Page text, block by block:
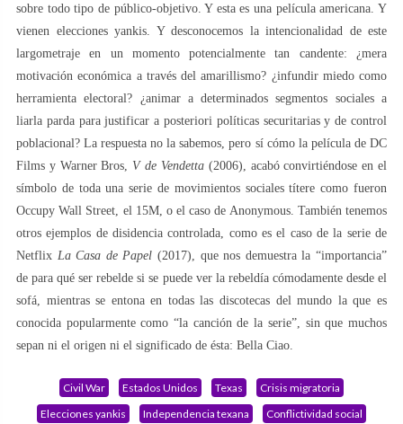
sobre todo tipo de público-objetivo. Y esta es una película americana. Y
vienen elecciones yankis. Y desconocemos la intencionalidad de este
largometraje en un momento potencialmente tan candente: ¿mera
motivación económica a través del amarillismo? ¿infundir miedo como
herramienta electoral? ¿animar a determinados segmentos sociales a
liarla parda para justificar a posteriori políticas securitarias y de control
poblacional? La respuesta no la sabemos, pero sí cómo la película de DC
Films y Warner Bros, V de Vendetta(2006), acabó convirtiéndose en el
símbolo de toda una serie de movimientos sociales títere como fueron
Occupy Wall Street, el 15M, o el caso de Anonymous. También tenemos
otros ejemplos de disidencia controlada, como es el caso de la serie de
Netflix La Casa de Papel (2017), que nos demuestra la “importancia”
de para qué ser rebelde si se puede ver la rebeldía cómodamente desde el
sofá, mientras se entona en todas las discotecas del mundo la que es
conocida popularmente como “la canción de la serie”, sin que muchos
sepan ni el origen ni el significado de ésta: Bella Ciao.
Civil War Estados Unidos Texas
Crisis migratoria
Elecciones yankis
Independencia texana Conflictividad social